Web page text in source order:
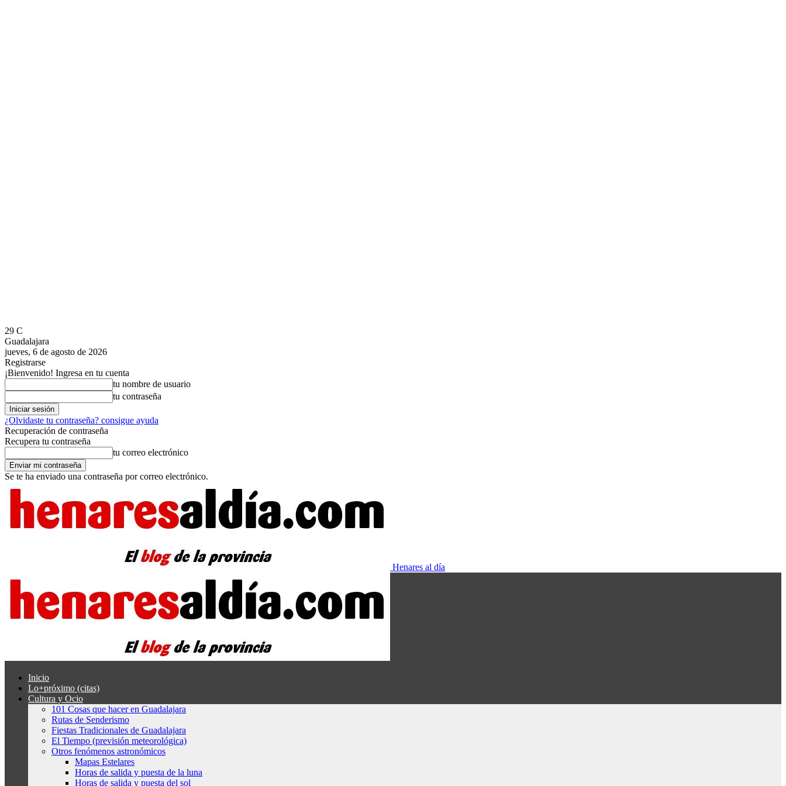
29 C
Guadalajara
jueves, 6 de agosto de 2026
Registrarse
¡Bienvenido! Ingresa en tu cuenta
tu nombre de usuario
tu contraseña
¿Olvidaste tu contraseña? consigue ayuda
Recuperación de contraseña
Recupera tu contraseña
tu correo electrónico
Se te ha enviado una contraseña por correo electrónico.
Henares al día
Inicio
Lo+próximo (citas)
Cultura y Ocio
101 Cosas que hacer en Guadalajara
Rutas de Senderismo
Fiestas Tradicionales de Guadalajara
El Tiempo (previsión meteorológica)
Otros fenómenos astronómicos
Mapas Estelares
Horas de salida y puesta de la luna
Horas de salida y puesta del sol